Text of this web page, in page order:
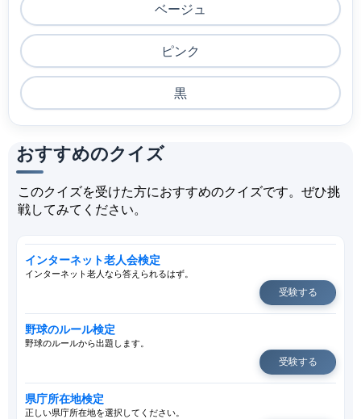
ベージュ
ピンク
黒
おすすめのクイズ
このクイズを受けた方におすすめのクイズです。ぜひ挑
戦してみてください。
インターネット老人会検定
インターネット老人なら答えられるはず。
受験する
野球のルール検定
野球のルールから出題します。
受験する
県庁所在地検定
正しい県庁所在地を選択してください。